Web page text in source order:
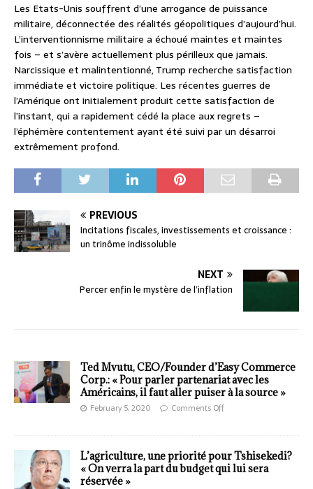
Les Etats-Unis souffrent d’une arrogance de puissance
militaire, déconnectée des réalités géopolitiques d’aujourd’hui.
L’interventionnisme militaire a échoué maintes et maintes
fois – et s’avère actuellement plus périlleux que jamais.
Narcissique et malintentionné, Trump recherche satisfaction
immédiate et victoire politique. Les récentes guerres de
l’Amérique ont initialement produit cette satisfaction de
l’instant, qui a rapidement cédé la place aux regrets –
l’éphémère contentement ayant été suivi par un désarroi
extrêmement profond.
PREVIOUS
Incitations fiscales, investissements et croissance :
un trinôme indissoluble
NEXT
Percer enfin le mystère de l’inflation
Ted Mvutu, CEO/Founder d’Easy Commerce
Corp.: « Pour parler partenariat avec les
Américains, il faut aller puiser à la source »
February 5, 2020 Comments Off
L’agriculture, une priorité pour Tshisekedi?
« On verra la part du budget qui lui sera
réservée »